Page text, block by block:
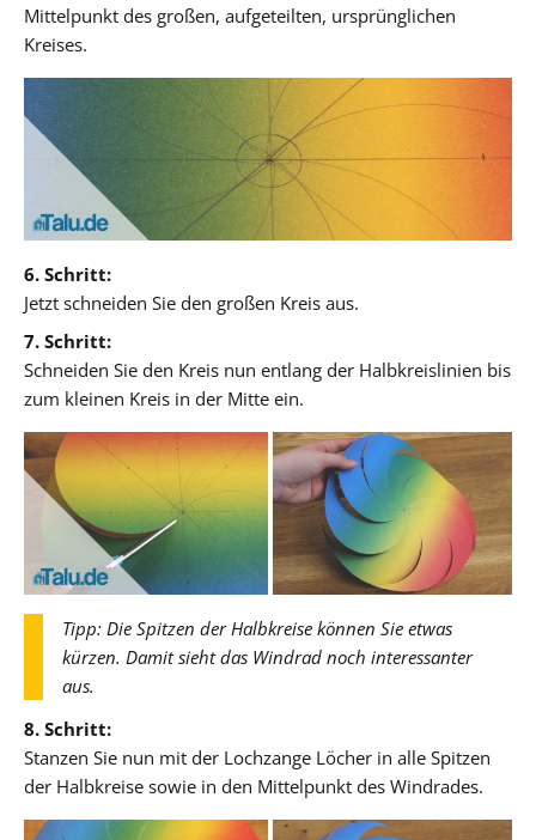
Mittelpunkt des großen, aufgeteilten, ursprünglichen
Kreises.
6. Schritt:
Jetzt schneiden Sie den großen Kreis aus.
7. Schritt:
Schneiden Sie den Kreis nun entlang der Halbkreislinien bis
zum kleinen Kreis in der Mitte ein.
Tipp: Die Spitzen der Halbkreise können Sie etwas
kürzen. Damit sieht das Windrad noch interessanter
aus.
8. Schritt:
Stanzen Sie nun mit der Lochzange Löcher in alle Spitzen
der Halbkreise sowie in den Mittelpunkt des Windrades.